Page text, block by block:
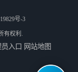
号-3
有权利.
入口 网站地图